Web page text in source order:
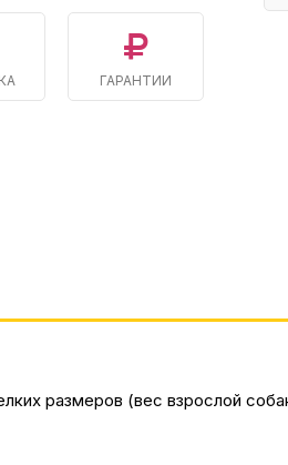
ГАРАНТИИ
размеров (вес взрослой